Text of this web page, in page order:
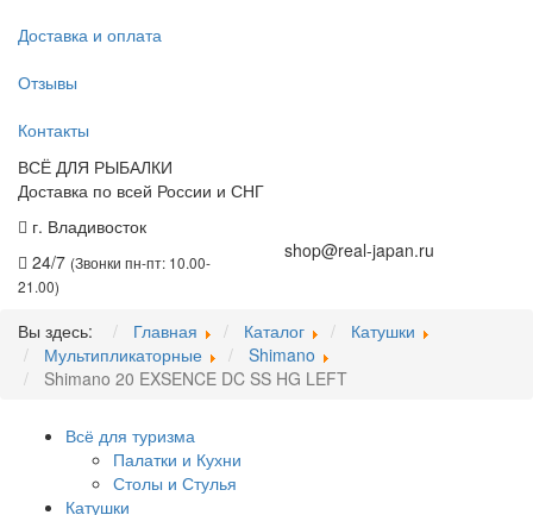
Доставка и оплата
Отзывы
Контакты
ВСЁ ДЛЯ РЫБАЛКИ
Доставка по всей России и СНГ
г. Владивосток
24/7 (Звонки пн-пт: 10.00-
21.00)
shop@real-japan.ru
Вы здесь: Главная Каталог
Катушки
Мультипликаторные
Shimano
Shimano 20 EXSENCE DC SS HG LEFT
Всё для туризма
Палатки и Кухни
Столы и Стулья
Катушки